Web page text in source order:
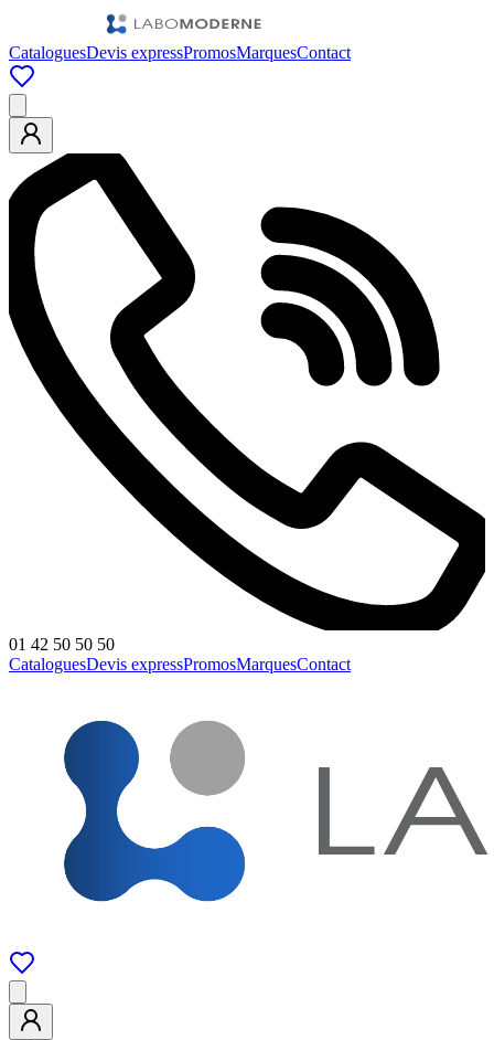
CataloguesDevis expressPromosMarquesContact
01 42 50 50 50
CataloguesDevis expressPromosMarquesContact